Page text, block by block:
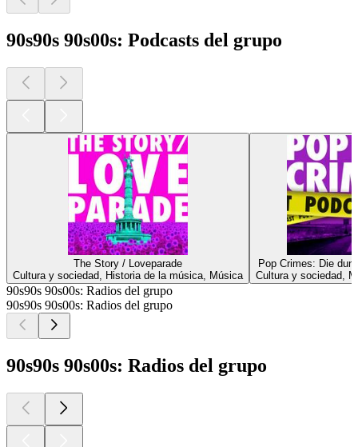
90s90s 90s00s: Podcasts del grupo
The Story / Loveparade
Cultura y sociedad, Historia de la música, Música
Pop Crimes: Die
Cultura y sociedad,
90s90s 90s00s: Radios del grupo
90s90s 90s00s: Radios del grupo
90s90s 90s00s: Radios del grupo